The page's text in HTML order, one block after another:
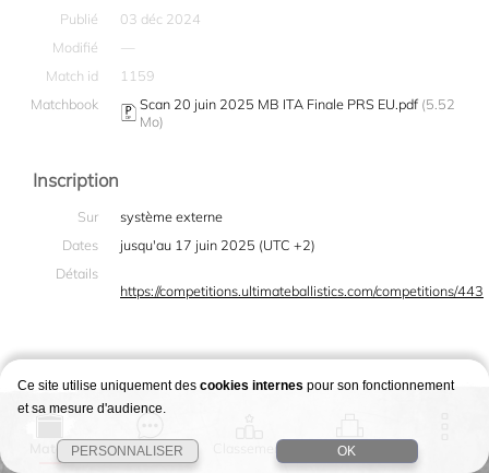
Publié
03 déc 2024
Modifié
—
Match id
1159
Matchbook
Scan 20 juin 2025 MB ITA Finale PRS EU.pdf (5.52
Mo)
Inscription
Sur
système externe
Dates
jusqu'au 17 juin 2025 (UTC +2)
Détails
https://competitions.ultimateballistics.com/competitions/443
Match Story Classement Stages
Ce site utilise uniquement des cookies internes pour son fonctionnement
et sa mesure d'audience.
PERSONNALISER OK